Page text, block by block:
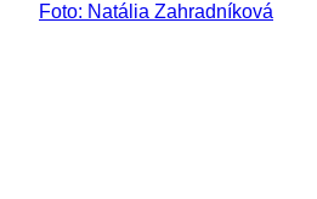
Foto: Natália Zahradníková